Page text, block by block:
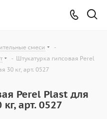
смеси
-
- Штукатурка гипсовая Perel
30 кг, арт. 0527
Perel Plast для
арт. 0527